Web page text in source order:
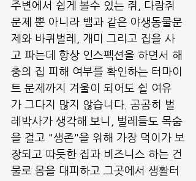
주변에서 쉽게 볼수 있는 쥐, 다람쥐
문제 뿐 아니라 뱀과 같은 야생동물문
제와 바퀴벌레, 개미 그리고 집을 사
고 파는데 항상 인스펙션을 하면서 해
충의 집 피해 여부를 확인하는 터마이
트 문제까지 겨울이 되어도 쉴 여유
가 그다지 많지 않습니다. 곰곰히 벌
레박사가 생각해 보니, 벌레들도 목숨
을 걸고 "생존"을 위해 가장 먹이가 보
장되고 따듯한 집과 비즈니스 하는 건
물로 몸을 대피하고 그곳에서 생활터